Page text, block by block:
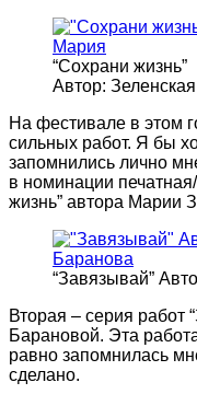
“Сохрани жизнь”
Автор:
На фестивале в этом
сильных работ. Я бы
запомнились лично
в номинации
жизнь” автора Марии
“Завязывай”
Вторая – серия работ
Барановой. Эта
равно запомнилась
сделано.